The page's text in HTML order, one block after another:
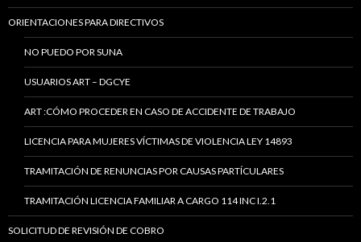
ORIENTACIONES PARA DIRECTIVOS
NO PUEDO POR SUNA
USUARIOS ART – DGCYE
ART :CÓMO PROCEDER EN CASO DE ACCIDENTE DE TRABAJO
LICENCIA PARA MUJERES VÍCTIMAS DE VIOLENCIA LEY 14893
TRAMITACIÓN DE RENUNCIAS POR CAUSAS PARTÍCULARES
TRAMITACIÓN LICENCIA FAMILIAR A CARGO 114 INC I.2.1
SOLICITUD DE REVISIÓN DE COBRO